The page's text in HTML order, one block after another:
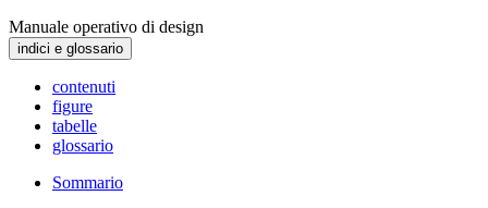
Manuale operativo di design
indici e glossario
contenuti
figure
tabelle
glossario
Sommario